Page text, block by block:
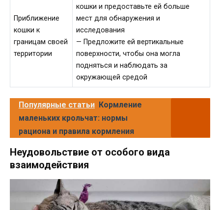
Приближение
кошки к
границам своей
территории
кошки и предоставьте ей больше
мест для обнаружения и
исследования
— Предложите ей вертикальные
поверхности, чтобы она могла
подняться и наблюдать за
окружающей средой
Популярные статьи Кормление
маленьких крольчат: нормы
рациона и правила кормления
Неудовольствие от особого вида
взаимодействия